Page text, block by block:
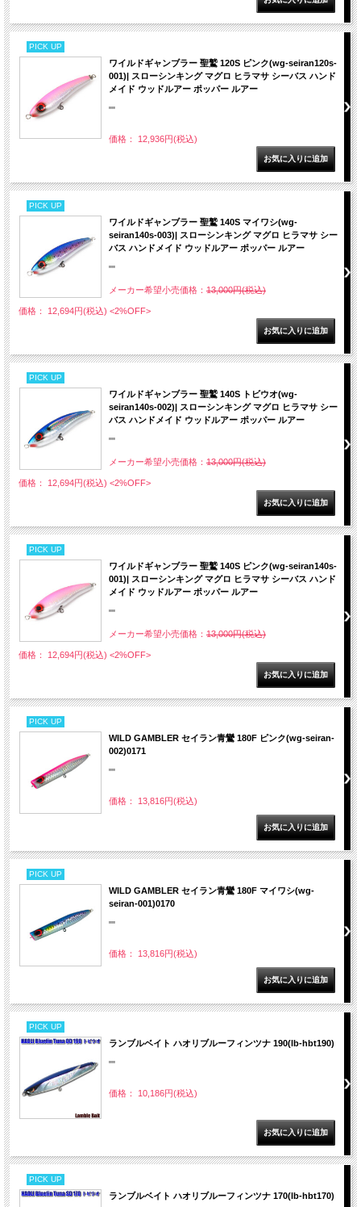
PICK UP
ワイルドギャンブラー 聖鷲 120S ピンク(wg-seiran120s-
001)| スローシンキング マグロ ヒラマサ シーバス ハンド
メイド ウッドルアー ポッパー ルアー
""
価格： 12,936円(税込)
PICK UP
ワイルドギャンブラー 聖鷲 140S マイワシ(wg-
seiran140s-003)| スローシンキング マグロ ヒラマサ シー
バス ハンドメイド ウッドルアー ポッパー ルアー
""
メーカー希望小売価格： 13,000円(税込)
価格： 12,694円(税込) <2%OFF>
PICK UP
ワイルドギャンブラー 聖鷲 140S トビウオ(wg-
seiran140s-002)| スローシンキング マグロ ヒラマサ シー
バス ハンドメイド ウッドルアー ポッパー ルアー
""
メーカー希望小売価格： 13,000円(税込)
価格： 12,694円(税込) <2%OFF>
PICK UP
ワイルドギャンブラー 聖鷲 140S ピンク(wg-seiran140s-
001)| スローシンキング マグロ ヒラマサ シーバス ハンド
メイド ウッドルアー ポッパー ルアー
""
メーカー希望小売価格： 13,000円(税込)
価格： 12,694円(税込) <2%OFF>
PICK UP
WILD GAMBLER セイラン青鸞 180F ピンク(wg-seiran-
002)0171
""
価格： 13,816円(税込)
PICK UP
WILD GAMBLER セイラン青鸞 180F マイワシ(wg-
seiran-001)0170
""
価格： 13,816円(税込)
PICK UP
ランブルベイト ハオリブルーフィンツナ 190(lb-hbt190)
""
価格： 10,186円(税込)
PICK UP
ランブルベイト ハオリブルーフィンツナ 170(lb-hbt170)